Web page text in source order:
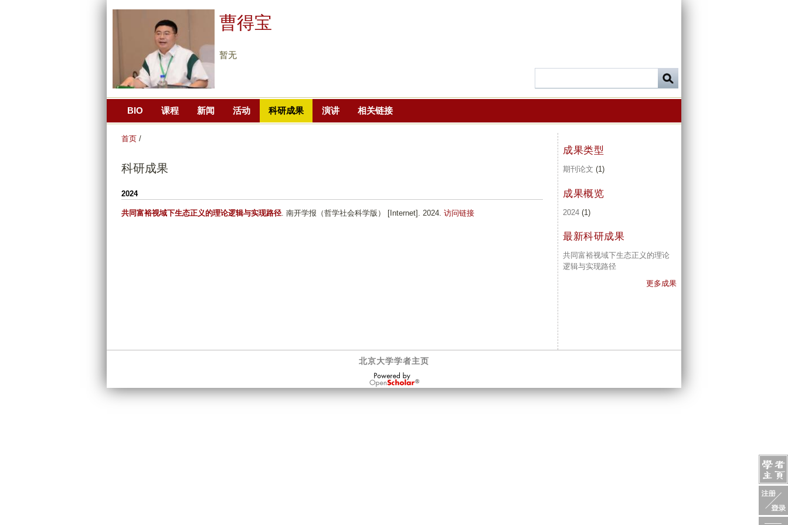
主
曹得宝
暂无
BIO 课程 新闻 活动 科研成果 演讲 相关链接
首页 /
科研成果
2024
共同富裕视域下生态正义的理论逻辑与实现路径. 南开学报（哲学社会科学版） [Internet]. 2024. 访问链接
成果类型
期刊论文 (1)
成果概览
2024 (1)
最新科研成果
共同富裕视域下生态正义的理论
逻辑与实现路径
更多成果
北京大学学者主页
OpenScholar